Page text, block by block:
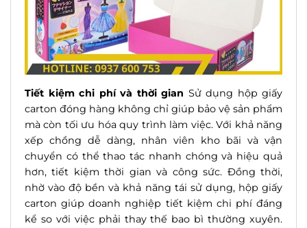
Tiết kiệm chi phí và thời gian Sử dụng hộp giấy
carton đóng hàng không chỉ giúp bảo vệ sản phẩm
mà còn tối ưu hóa quy trình làm việc. Với khả năng
xếp chồng dễ dàng, nhân viên kho bãi và vận
chuyển có thể thao tác nhanh chóng và hiệu quả
hơn, tiết kiệm thời gian và công sức. Đồng thời,
nhờ vào độ bền và khả năng tái sử dụng, hộp giấy
carton giúp doanh nghiệp tiết kiệm chi phí đáng
kể so với việc phải thay thế bao bì thường xuyên.